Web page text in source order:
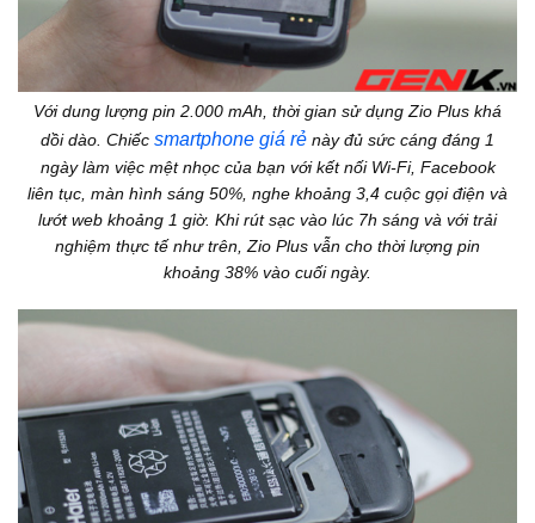
Với dung lượng pin 2.000 mAh, thời gian sử dụng Zio Plus khá
dồi dào. Chiếc smartphone giá rẻ này đủ sức cáng đáng 1
ngày làm việc mệt nhọc của bạn với kết nối Wi-Fi, Facebook
liên tục, màn hình sáng 50%, nghe khoảng 3,4 cuộc gọi điện và
lướt web khoảng 1 giờ. Khi rút sạc vào lúc 7h sáng và với trải
nghiệm thực tế như trên, Zio Plus vẫn cho thời lượng pin
khoảng 38% vào cuối ngày.